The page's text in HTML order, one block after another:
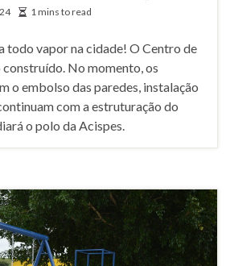
1 mins to read
todo vapor na cidade! O Centro de
construído. No momento, os
o embolso das paredes, instalação
com a estruturação do
o polo da Acispes.